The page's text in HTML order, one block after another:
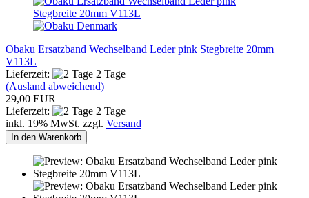
Obaku Ersatzband Wechselband Leder pink Stegbreite 20mm
V113L
Lieferzeit:
2 Tage
(Ausland abweichend)
29,00 EUR
Lieferzeit:
2 Tage
inkl. 19% MwSt. zzgl. Versand
In den Warenkorb